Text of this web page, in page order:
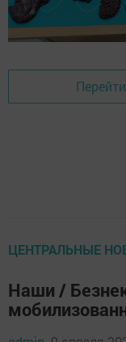
ЦЕНТРАЛЬНЫЕ
Наши /